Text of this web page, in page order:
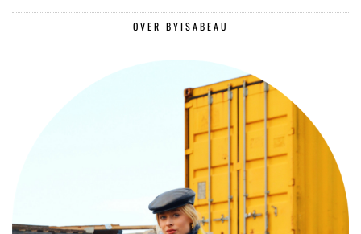
OVER BYISABEAU